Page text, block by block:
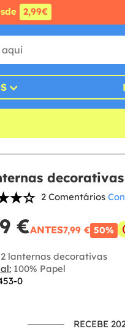
2,99€
decorativas
2 Comentários
€ANTES7,99 € 50%
lanternas decorativas
100% Papel
0
RECEBE